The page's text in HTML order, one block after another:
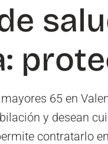
65 en
y desean
contratarlo